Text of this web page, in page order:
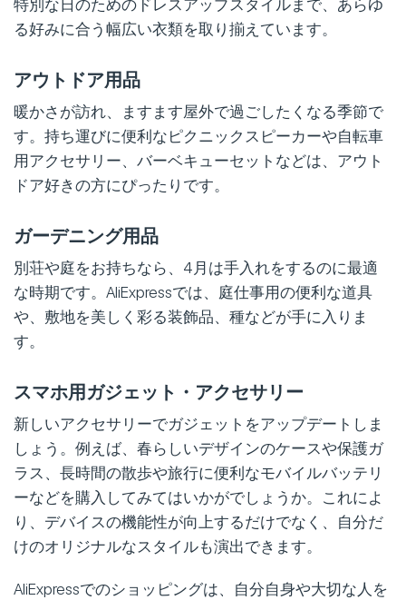
特別な日のためのドレスアップスタイルまで、あらゆ
る好みに合う幅広い衣類を取り揃えています。
アウトドア用品
暖かさが訪れ、ますます屋外で過ごしたくなる季節で
す。持ち運びに便利なピクニックスピーカーや自転車
用アクセサリー、バーベキューセットなどは、アウト
ドア好きの方にぴったりです。
ガーデニング用品
別荘や庭をお持ちなら、4月は手入れをするのに最適
な時期です。AliExpressでは、庭仕事用の便利な道具
や、敷地を美しく彩る装飾品、種などが手に入りま
す。
スマホ用ガジェット・アクセサリー
新しいアクセサリーでガジェットをアップデートしま
しょう。例えば、春らしいデザインのケースや保護ガ
ラス、長時間の散歩や旅行に便利なモバイルバッテリ
ーなどを購入してみてはいかがでしょうか。これによ
り、デバイスの機能性が向上するだけでなく、自分だ
けのオリジナルなスタイルも演出できます。
AliExpressでのショッピングは、自分自身や大切な人を